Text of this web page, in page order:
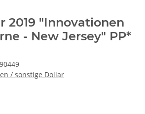
2019 "Innovationen
- New Jersey" PP*
/ sonstige Dollar